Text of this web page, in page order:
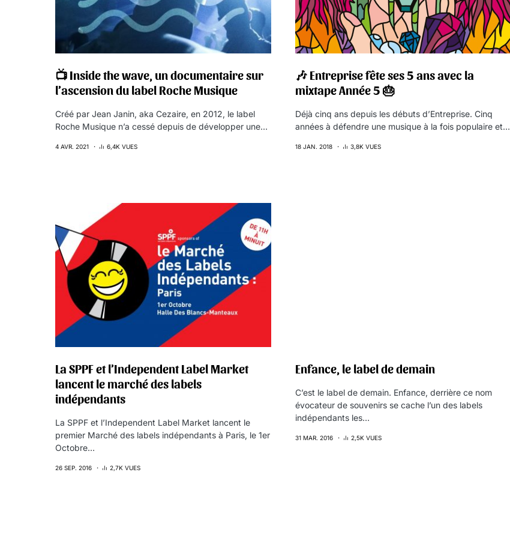
📺 Inside the wave, un documentaire sur
l’ascension du label Roche Musique
Créé par Jean Janin, aka Cezaire, en 2012, le label
Roche Musique n’a cessé depuis de développer une…
4 AVR. 2021 6,4K VUES
🎶 Entreprise fête ses 5 ans avec la
mixtape Année 5 🎂
Déjà cinq ans depuis les débuts d’Entreprise. Cinq
années à défendre une musique à la fois populaire et…
18 JAN. 2018 3,8K VUES
La SPPF et l’Independent Label Market
lancent le marché des labels
indépendants
La SPPF et l’Independent Label Market lancent le
premier Marché des labels indépendants à Paris, le 1er
Octobre…
26 SEP. 2016 2,7K VUES
Enfance, le label de demain
C’est le label de demain. Enfance, derrière ce nom
évocateur de souvenirs se cache l’un des labels
indépendants les…
31 MAR. 2016 2,5K VUES